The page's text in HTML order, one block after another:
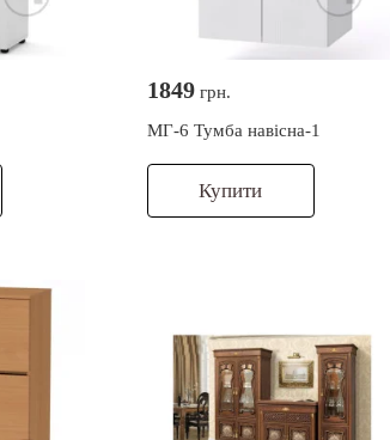
1849грн.
МГ-6 Тумба навісна-1
Купити